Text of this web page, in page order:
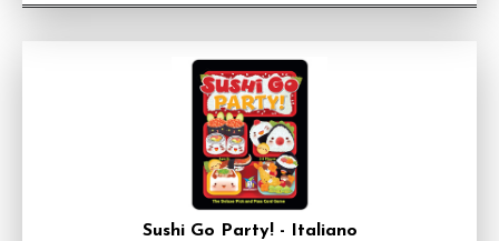
Sushi Go Party! - Italiano